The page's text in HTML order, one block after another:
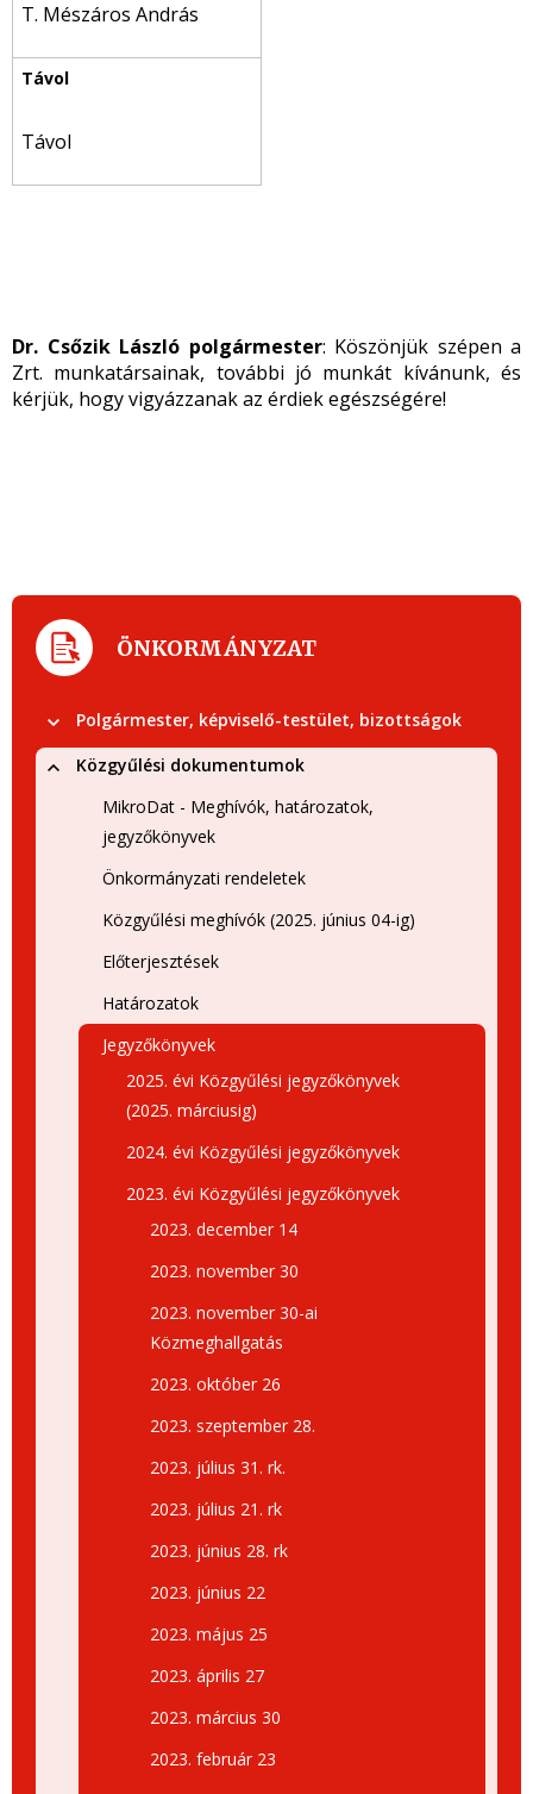
T. Mészáros András
Távol
Dr. Csőzik László polgármester: Köszönjük szépen a
Zrt. munkatársainak, további jó munkát kívánunk, és
kérjük, hogy vigyázzanak az érdiek egészségére!
ÖNKORMÁNYZAT
Polgármester, képviselő-testület, bizottságok
Közgyűlési dokumentumok
MikroDat - Meghívók, határozatok,
jegyzőkönyvek
Önkormányzati rendeletek
Közgyűlési meghívók (2025. június 04-ig)
Előterjesztések
Határozatok
Jegyzőkönyvek
2025. évi Közgyűlési jegyzőkönyvek
(2025. márciusig)
2024. évi Közgyűlési jegyzőkönyvek
2023. évi Közgyűlési jegyzőkönyvek
2023. december 14
2023. november 30
2023. november 30-ai
Közmeghallgatás
2023. október 26
2023. szeptember 28.
2023. július 31. rk.
2023. július 21. rk
2023. június 28. rk
2023. június 22
2023. május 25
2023. április 27
2023. március 30
2023. február 23